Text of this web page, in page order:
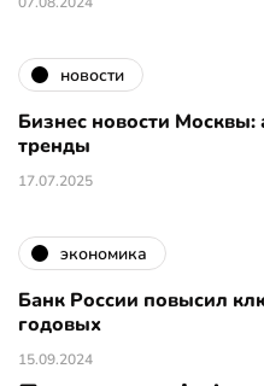
новости
Бизнес новости Москвы:
тренды
17.07.2025
экономика
Банк России повысил
годовых
15.09.2024